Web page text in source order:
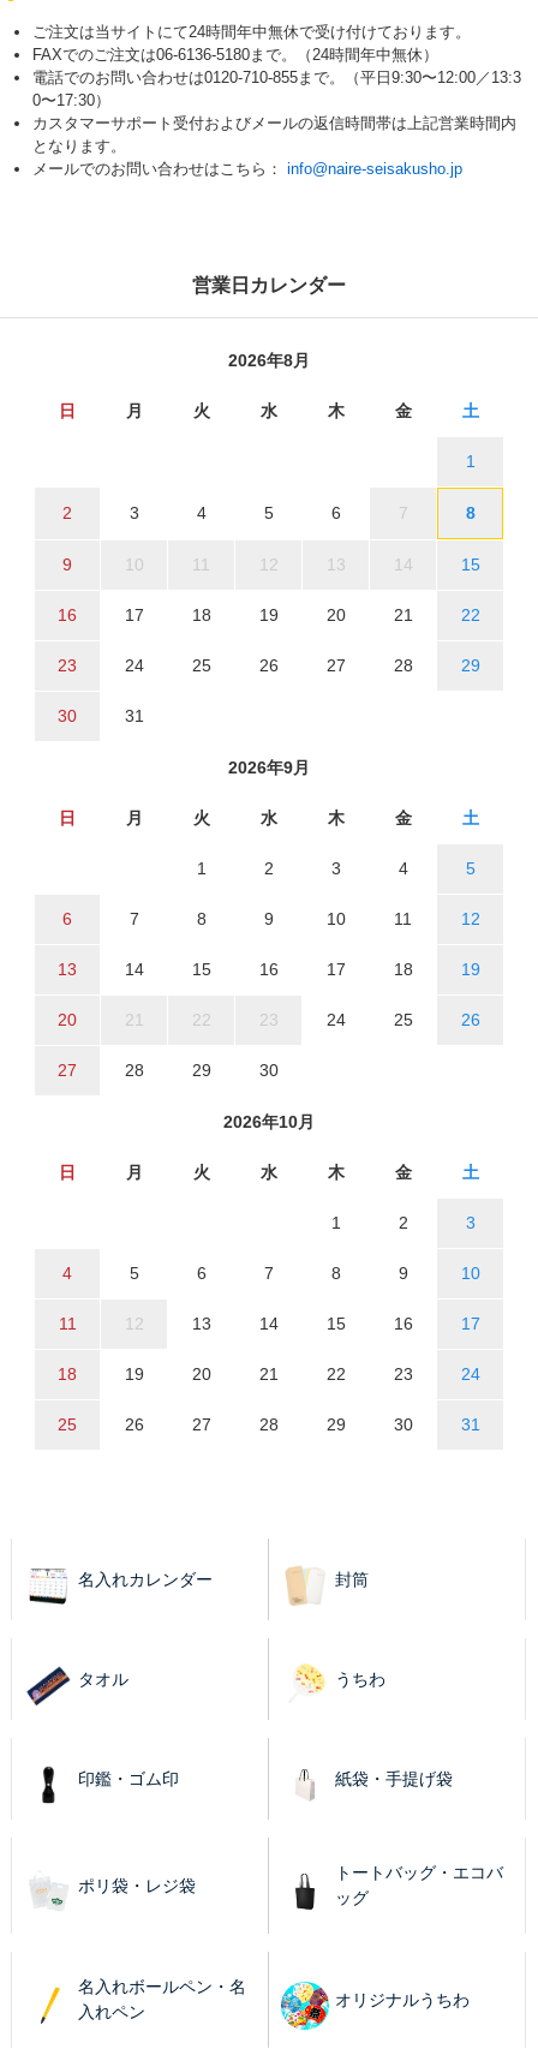
ご注文は当サイトにて24時間年中無休で受け付けております。
FAXでのご注文は06-6136-5180まで。（24時間年中無休）
電話でのお問い合わせは0120-710-855まで。（平日9:30〜12:00／13:3
0〜17:30）
カスタマーサポート受付およびメールの返信時間帯は上記営業時間内
となります。
メールでのお問い合わせはこちら： info@naire-seisakusho.jp
営業日カレンダー
2026年8月
日 月 火 水 木 金 土
1
2 3 4 5 6 7 8
9 10 11 12 13 14 15
16 17 18 19 20 21 22
23 24 25 26 27 28 29
30 31
2026年9月
日 月 火 水 木 金 土
1 2 3 4 5
6 7 8 9 10 11 12
13 14 15 16 17 18 19
20 21 22 23 24 25 26
27 28 29 30
2026年10月
日 月 火 水 木 金 土
1 2 3
4 5 6 7 8 9 10
11 12 13 14 15 16 17
18 19 20 21 22 23 24
25 26 27 28 29 30 31
名入れカレンダー 封筒
タオル うちわ
印鑑・ゴム印 紙袋・手提げ袋
ポリ袋・レジ袋
トートバッグ・エコバ
ッグ
名入れボールペン・名
入れペン
オリジナルうちわ